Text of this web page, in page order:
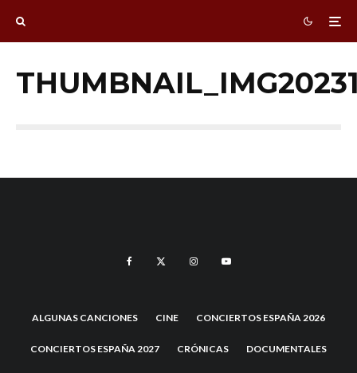
ALGUNAS CANCIONES CINE CONCIERTOS ESPAÑA 2026
CONCIERTOS ESPAÑA 2027 CRÓNICAS DOCUMENTALES